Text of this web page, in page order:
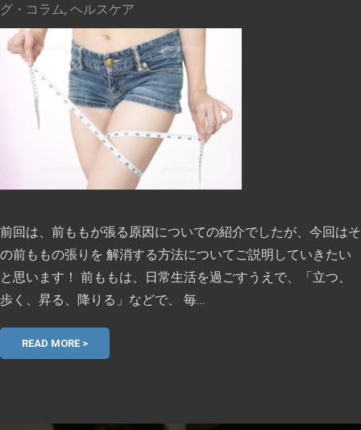
グ・コラム, ヘルスケア
前回は、前ももが張る原因についての紹介でしたが、今回はそ
の前ももの張りを 解消する方法についてご説明していきたい
と思います！ 前ももは、日常生活を過ごすうえで、「立つ、
歩く、昇る、降りる」などで、 毎…
READ MORE >